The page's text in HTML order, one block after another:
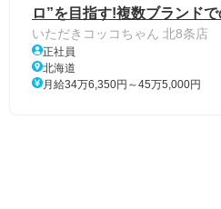
ロ”を目指す!複数ブランド
いただきコッコちゃん 北8条店
正社員
北海道
月給34万6,350円～45万5,000円